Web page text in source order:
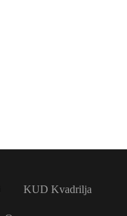
KUD Kvadrilja